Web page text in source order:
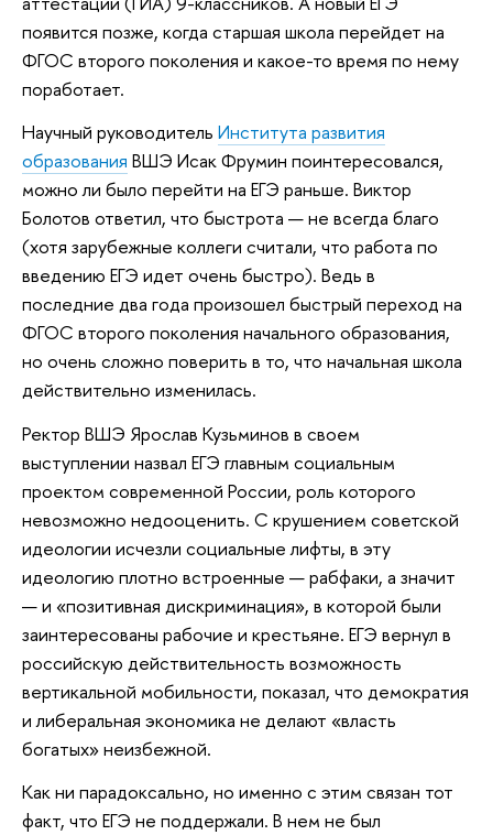
появится позже, когда старшая школа перейдет на
ФГОС второго поколения и какое-то время по нему
поработает.
Научный руководитель Института развития
образования ВШЭ Исак Фрумин поинтересовался,
можно ли было перейти на ЕГЭ раньше. Виктор
Болотов ответил, что быстрота — не всегда благо
(хотя зарубежные коллеги считали, что работа по
введению ЕГЭ идет очень быстро). Ведь в
последние два года произошел быстрый переход на
ФГОС второго поколения начального образования,
но очень сложно поверить в то, что начальная школа
действительно изменилась.
Ректор ВШЭ Ярослав Кузьминов в своем
выступлении назвал ЕГЭ главным социальным
проектом современной России, роль которого
невозможно недооценить. С крушением советской
идеологии исчезли социальные лифты, в эту
идеологию плотно встроенные — рабфаки, а значит
— и «позитивная дискриминация», в которой были
заинтересованы рабочие и крестьяне. ЕГЭ вернул в
российскую действительность возможность
вертикальной мобильности, показал, что демократия
и либеральная экономика не делают «власть
богатых» неизбежной.
Как ни парадоксально, но именно с этим связан тот
факт, что ЕГЭ не поддержали. В нем не был